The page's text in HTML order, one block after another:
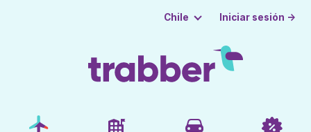
Chile Iniciar sesión →